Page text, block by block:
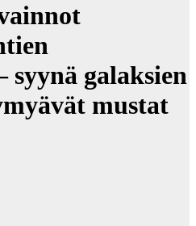
syynä galaksien
mustat